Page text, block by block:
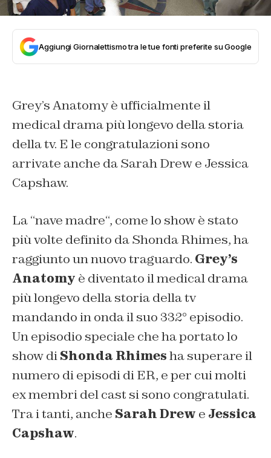
Aggiungi Giornalettismo tra le tue fonti preferite su Google
Grey’s Anatomy è ufficialmente il
medical drama più longevo della storia
della tv. E le congratulazioni sono
arrivate anche da Sarah Drew e Jessica
Capshaw.
La “nave madre“, come lo show è stato
più volte definito da Shonda Rhimes, ha
raggiunto un nuovo traguardo. Grey’s
Anatomy è diventato il medical drama
più longevo della storia della tv
mandando in onda il suo 332° episodio.
Un episodio speciale che ha portato lo
show diShonda Rhimesha superare il
numero di episodi di ER, e per cui molti
ex membri del cast si sono congratulati.
Tra i tanti, anche Sarah Drew e Jessica
Capshaw.